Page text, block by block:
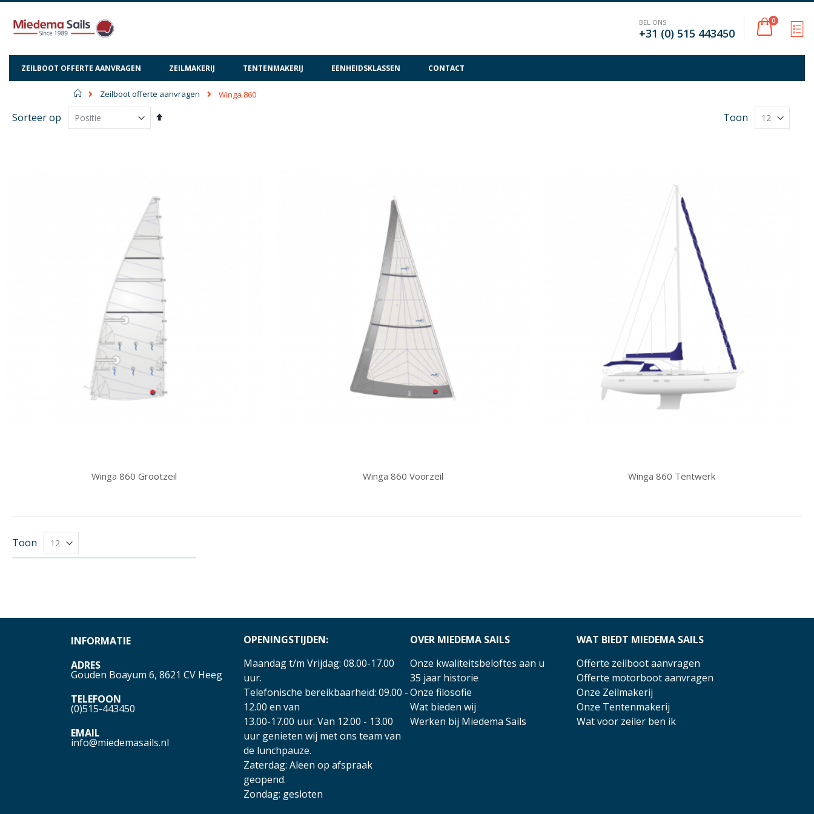
Cart
0
BEL ONS
+31 (0) 515 443450
ZEILBOOT OFFERTE AANVRAGEN ZEILMAKERIJ TENTENMAKERIJ EENHEIDSKLASSEN CONTACT
Home
Zeilboot offerte aanvragen Winga 860
Sorteer op
Van
Toon
Winga 860 Grootzeil Winga 860 Voorzeil Winga 860 Tentwerk
Toon
INFORMATIE
ADRES
Gouden Boayum 6, 8621 CV Heeg
TELEFOON
(0)515-443450
EMAIL
info@miedemasails.nl
OPENINGSTIJDEN:
Maandag t/m Vrijdag: 08.00-17.00
uur.
Telefonische bereikbaarheid: 09.00 -
12.00 en van
13.00-17.00 uur. Van 12.00 - 13.00
uur genieten wij met ons team van
de lunchpauze.
Zaterdag: Aleen op afspraak
geopend.
Zondag: gesloten
OVER MIEDEMA SAILS
Onze kwaliteitsbeloftes aan u
35 jaar historie
Onze filosofie
Wat bieden wij
Werken bij Miedema Sails
WAT BIEDT MIEDEMA SAILS
Offerte zeilboot aanvragen
Offerte motorboot aanvragen
Onze Zeilmakerij
Onze Tentenmakerij
Wat voor zeiler ben ik